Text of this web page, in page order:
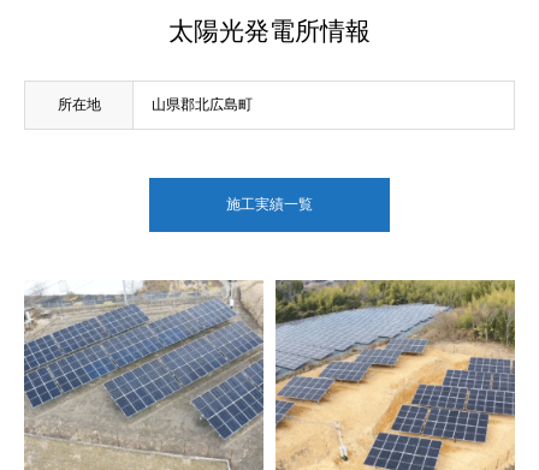
太陽光発電所情報
所在地 山県郡北広島町
施工実績一覧